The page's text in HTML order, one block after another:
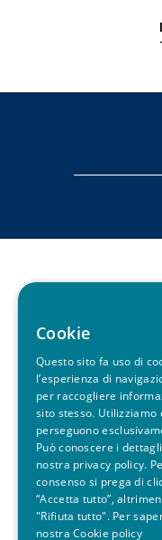
Cookie
Questo sito fa uso di
l’esperienza di
per raccogliere
sito stesso. Utilizziamo
perseguono
Può conoscere i
nostra privacy policy.
consenso si prega di
“Accetta tutto”,
"Rifiuta tutto". Per
nostra Cookie policy